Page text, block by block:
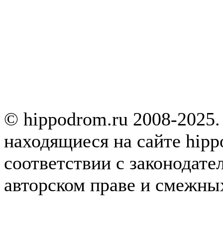
© hippodrom.ru 2008-
находящиеся на сайте
соответствии с
авторском праве и